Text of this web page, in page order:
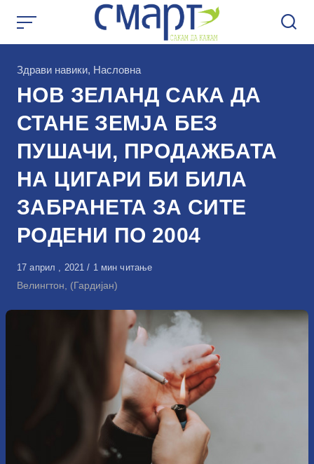
КАтегорија
Здрави навики, Насловна
НОВ ЗЕЛАНД САКА ДА
СТАНЕ ЗЕМЈА БЕЗ
ПУШАЧИ, ПРОДАЖБАТА
НА ЦИГАРИ БИ БИЛА
ЗАБРАНЕТА ЗА СИТЕ
РОДЕНИ ПО 2004
Објавено
на
17 април , 2021 1 мин читање
Велингтон, (Гардијан)